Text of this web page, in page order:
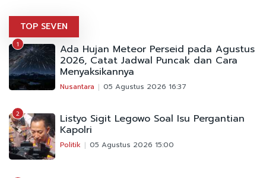
TOP SEVEN
1 Ada Hujan Meteor Perseid pada Agustus
2026, Catat Jadwal Puncak dan Cara
Menyaksikannya
Nusantara 05 Agustus 2026 16:37
2 Listyo Sigit Legowo Soal Isu Pergantian
Kapolri
Politik 05 Agustus 2026 15:00